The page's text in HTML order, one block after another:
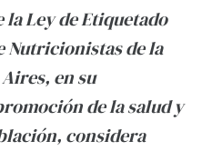
Ley de Etiquetado
Nutricionistas de la
en su
de la salud y
considera